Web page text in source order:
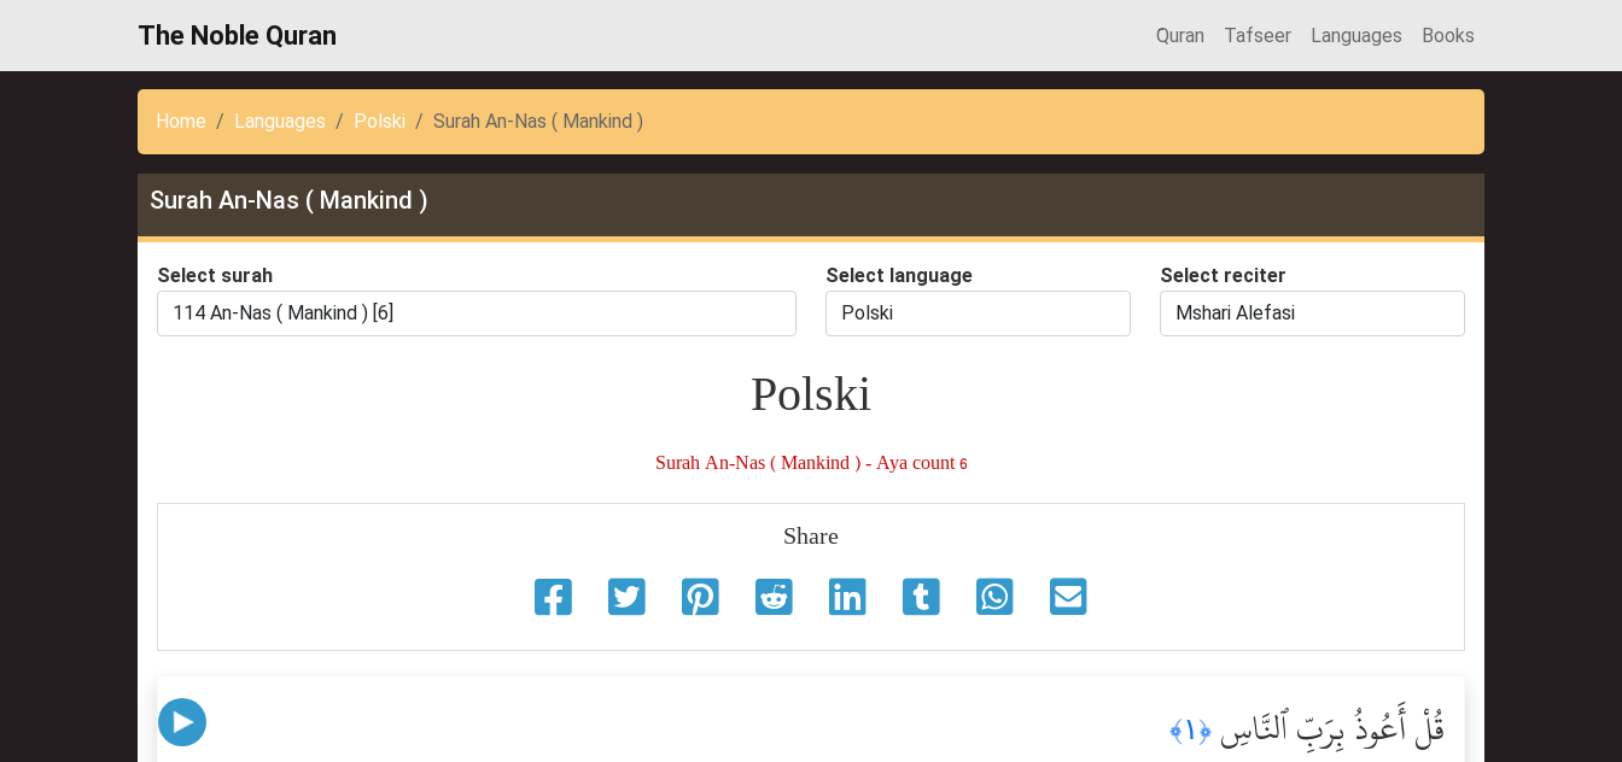
The Noble Quran َQuran Tafseer Languages Books
Home Languages Polski Surah An-Nas ( Mankind )
Surah An-Nas ( Mankind )
Select surah Select language Select reciter
Polski
Surah An-Nas ( Mankind ) - Aya count 6
Share
قُلْ أَعُوذُ بِرَبِّ ٱلنَّاسِ ﴿١﴾